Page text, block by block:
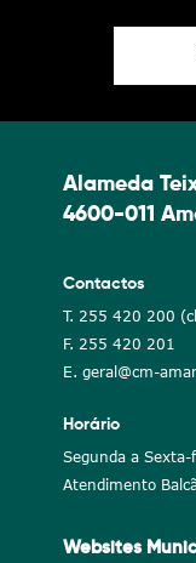
Alameda
4600-011
Contactos
T. 255 420 200
F. 255 420 201
E. geral@cm-
Horário
Segunda a
Atendimento
Websites